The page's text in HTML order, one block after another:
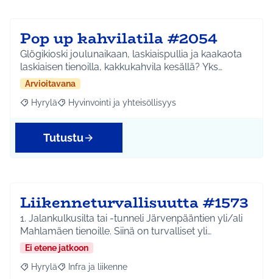
Pop up kahvilatila #2054
Glögikioski joulunaikaan, laskiaispullia ja kaakaota
laskiaisen tienoilla, kakkukahvila kesällä? Yks…
Arvioitavana
Rajaa tulokset aihepiirin mukaan: Hyrylä
Hyrylä Rajaa tulokset teeman mukaan: Hyvinvointi ja
Hyvinvointi ja yhteisöllisyys
Tutustu
Liikenneturvallisuutta #1573
1. Jalankulkusilta tai -tunneli Järvenpääntien yli/ali
Mahlamäen tienoille. Siinä on turvalliset yli…
Ei etene jatkoon
Rajaa tulokset aihepiirin mukaan: Hyrylä
Hyrylä Rajaa tulokset teeman mukaan: Infra ja liikenne
Infra ja liikenne